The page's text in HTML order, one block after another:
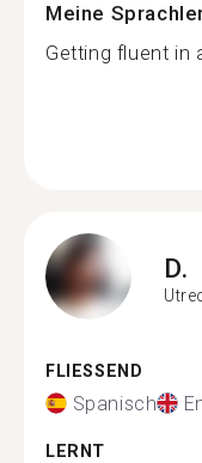
Meine
Getting fluent in
D.
FLIESSEND
Spanisch
LERNT